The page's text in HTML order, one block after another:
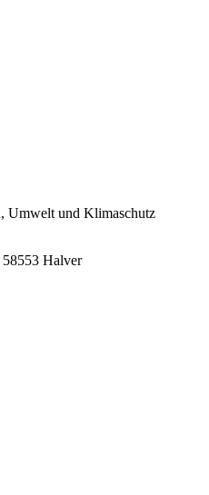
Umwelt und Klimaschutz
58553 Halver